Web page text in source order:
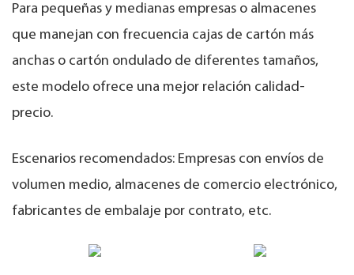
Para pequeñas y medianas empresas o almacenes
que manejan con frecuencia cajas de cartón más
anchas o cartón ondulado de diferentes tamaños,
este modelo ofrece una mejor relación calidad-
precio.
Escenarios recomendados: Empresas con envíos de
volumen medio, almacenes de comercio electrónico,
fabricantes de embalaje por contrato, etc.